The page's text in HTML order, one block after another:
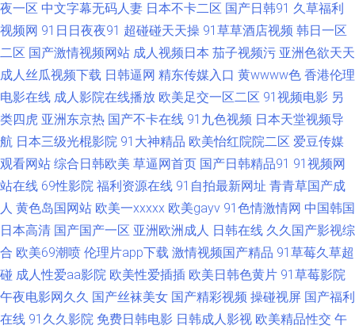
日夜夜 91影片 人妖互插 91啪啪啪免费网址 蜜桃情侣ab 91精品黑丝 欧美AA
在线观看 91岁成人网站 欧美精品久久www 91看片免费网站 91色网 男人的
一页 91干看片逼爽爽淫绳子 91人人超碰在线 日韩三级在线资源 第一福利网
站 五月婷六月花 日韩国产综合系列 91夫妻交换论坛 色欲久久精品人妻 婷婷
五月天男人av 超碰91免费在线 91黑人在线 91福利社在线观看 91碰碰人 91
探花综合国产在线 色交亚韩 精品中日韩一二 狠狠操狠狠撸 久久国产久 韩国
精品一级AV 色情影院 91看黄淫大片 91九色调教 五月婷婷欧美色日韩 日韩
人妻tst 影音先锋资源AV导航 91成人超碰刺激 综合91超碰操 95视频福利导
夜一区 中文字幕无码人妻 日本不卡二区 国产日韩91 久草福利
视频网 91日日夜夜91 超碰碰天天操 91草草酒店视频 韩日一区
二区 国产激情视频网站 成人视频日本 茄子视频污 亚洲色欲天天
成人丝瓜视频下载 日韩逼网 精东传媒入口 黄wwww色 香港伦理
电影在线 成人影院在线播放 欧美足交一区二区 91视频电影 另
类四虎 亚洲东京热 国产不卡在线 91九色视频 日本天堂视频导
航 日本三级光棍影院 91大神精品 欧美怡红院院二区 爱豆传媒
观看网站 综合日韩欧美 草逼网首页 国产日韩精品91 91视频网
站在线 69性影院 福利资源在线 91自拍最新网址 青青草国产成
人 黄色岛国网站 欧美一xxxxx 欧美gayv 91色情激情网 中国韩国
日本高清 国产国产一区 亚洲欧洲成人 日韩在线 久久国产影视综
合 欧美69潮喷 伦理片app下载 激情视频国产精品 91草莓久草超
碰 成人性爱aa影院 欧美性爱插插 欧美日韩色黄片 91草莓影院
午夜电影网久久 国产丝袜美女 国产精彩视频 操碰视屏 国产福利
在线 91久久影院 免费日韩电影 日韩成人影视 欧美精品性交 午